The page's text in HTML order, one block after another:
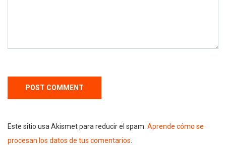
Este sitio usa Akismet para reducir el spam. Aprende cómo se
procesan los datos de tus comentarios